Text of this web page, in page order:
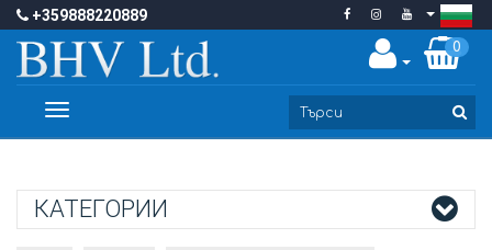
+359888220889
0
Toggle
КАТЕГОРИИ